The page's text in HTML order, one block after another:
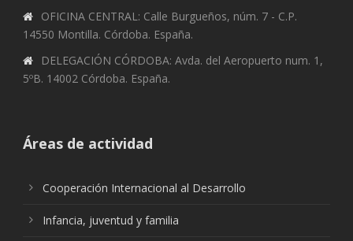
OFICINA CENTRAL: Calle Burgueños, núm. 7 - C.P.
14550 Montilla. Córdoba. España.
DELEGACIÓN CÓRDOBA: Avda. del Aeropuerto num. 1,
5ºB. 14002 Córdoba. España.
Áreas de actividad
Cooperación Internacional al Desarrollo
Infancia, juventud y familia